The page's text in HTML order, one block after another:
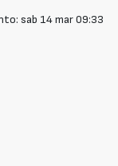
sab 14 mar 09:33